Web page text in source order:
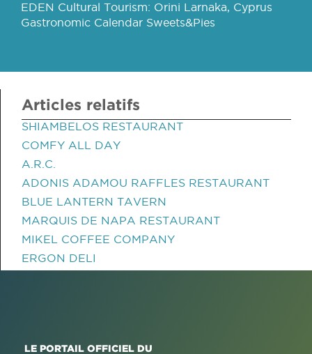
EDEN Cultural Tourism: Orini Larnaka, Cyprus
Gastronomic Calendar Sweets&Pies
Articles relatifs
SHIAMBELOS RESTAURANT
COMFY ALL DAY
A.R.C.
ADONIS ADAMOU RAFFLES RESTAURANT
BLUE LANTERN TAVERN
MARQUIS DE NAPA RESTAURANT
MIKEL COFFEE COMPANY
ERGON DELI
LE PORTAIL OFFICIEL DU